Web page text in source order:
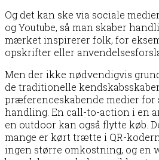
Og det kan ske via sociale
og Youtube, så man skaber
mærket inspirerer folk, for
opskrifter eller
Men der ikke nødvendigvis
de traditionelle
præferenceskabende medier for
handling. En call-to-action i en
en outdoor kan også flytte køb.
mange er kørt trætte i QR-
ingen større omkostning, og en